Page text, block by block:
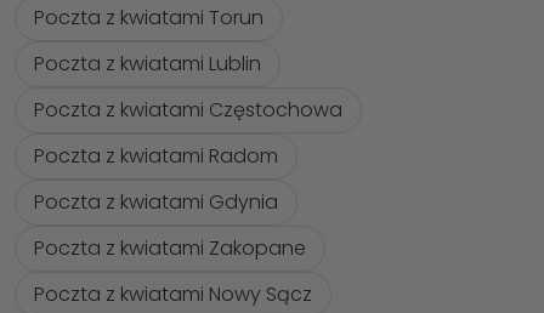
Poczta z kwiatami Torun
Poczta z kwiatami Lublin
Poczta z kwiatami Częstochowa
Poczta z kwiatami Radom
Poczta z kwiatami Gdynia
Poczta z kwiatami Zakopane
Poczta z kwiatami Nowy Sącz